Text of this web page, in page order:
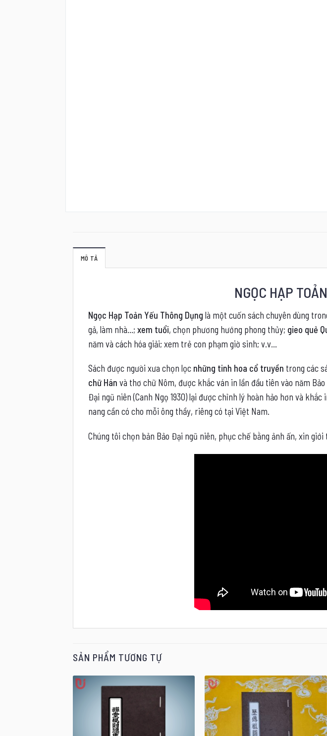
MÔ TẢ
NGỌC HẠP
Ngọc Hạp Toản Yếu Thông Dụng là một cuốn sách chuyên dùng
gả, làm nhà…; xem tuổi, chọn phương hướng phong thủy; gieo quẻ
năm và cách hóa giải; xem trẻ con phạm giờ sinh; v.v…
Sách được người xưa chọn lọc những tinh hoa cổ truyền trong các
chữ Hán và thơ chữ Nôm, được khắc ván in lần đầu tiên vào năm
Đại ngũ niên (Canh Ngọ 1930) lại được chỉnh lý hoàn hảo hơn và
nang cần có cho mỗi ông thầy, riêng có tại Việt Nam.
Chúng tôi chọn bản Bảo Đại ngũ niên, phục chế bằng ảnh ấn, xin
SẢN PHẨM TƯƠNG TỰ